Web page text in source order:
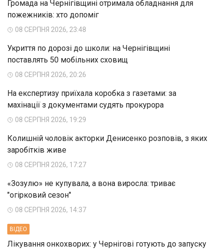
Громада на Чернігівщині отримала обладнання для
пожежників: хто допоміг
08 СЕРПНЯ 2026, 23:48
Укриття по дорозі до школи: на Чернігівщині
поставлять 50 мобільних сховищ
08 СЕРПНЯ 2026, 20:26
На експертизу приїхала коробка з газетами: за
махінації з документами судять прокурора
08 СЕРПНЯ 2026, 19:29
Колишній чоловік акторки Денисенко розповів, з яких
заробітків живе
08 СЕРПНЯ 2026, 17:27
«Зозулю» не купувала, а вона виросла: триває
"огірковий сезон"
08 СЕРПНЯ 2026, 14:37
ВIДЕО
Лікування онкохворих: у Чернігові готують до запуску